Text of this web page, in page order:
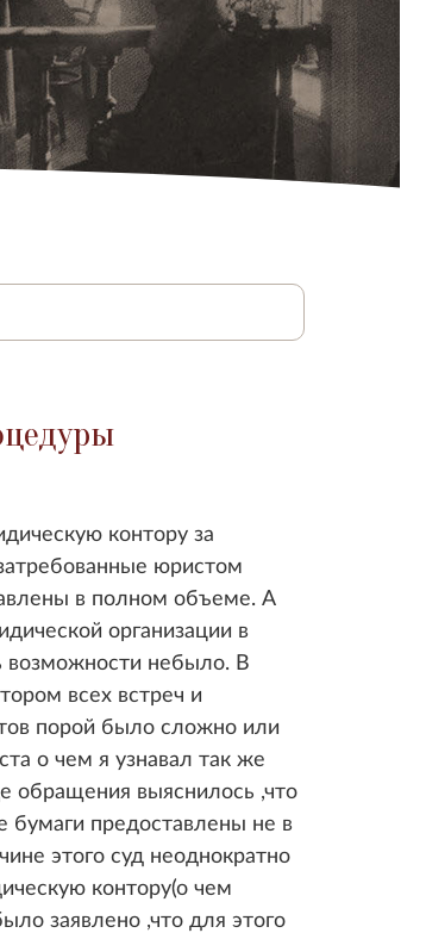
контору за
юристом
в полном объеме. А
организации в
возможности небыло. В
всех встреч и
порой было сложно или
о чем я узнавал так же
обращения выяснилось ,что
предоставлены не в
этого суд неоднократно
контору(о чем
заявлено ,что для этого